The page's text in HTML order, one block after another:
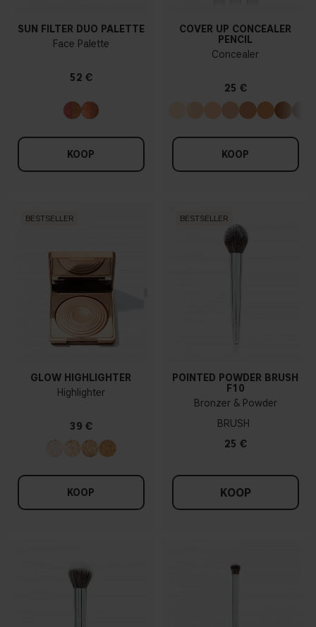
SUN FILTER DUO PALETTE
Face Palette
52 €
KOOP
COVER UP CONCEALER
PENCIL
Concealer
25 €
KOOP
BESTSELLER
GLOW HIGHLIGHTER
Highlighter
39 €
KOOP
BESTSELLER
POINTED POWDER BRUSH
F10
Bronzer & Powder
BRUSH
25 €
KOOP